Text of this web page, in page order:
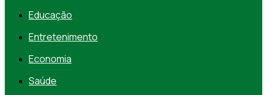
Educação
Entretenimento
Economia
Saúde